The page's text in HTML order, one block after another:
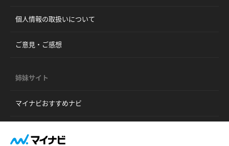
個人情報の取扱いについて
ご意見・ご感想
姉妹サイト
マイナビおすすめナビ